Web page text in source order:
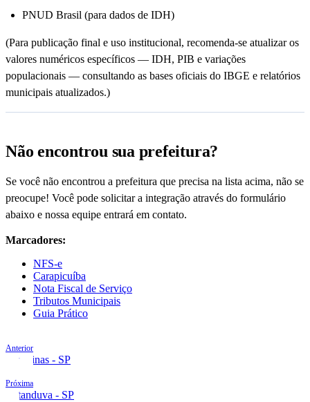
PNUD Brasil (para dados de IDH)
(Para publicação final e uso institucional, recomenda-se atualizar os
valores numéricos específicos — IDH, PIB e variações
populacionais — consultando as bases oficiais do IBGE e relatórios
municipais atualizados.)
Não encontrou sua prefeitura?
Se você não encontrou a prefeitura que precisa na lista acima, não se
preocupe! Você pode solicitar a integração através do formulário
abaixo e nossa equipe entrará em contato.
Marcadores:
NFS-e
Carapicuíba
Nota Fiscal de Serviço
Tributos Municipais
Guia Prático
Anterior
Campinas - SP
Próxima
Catanduva - SP